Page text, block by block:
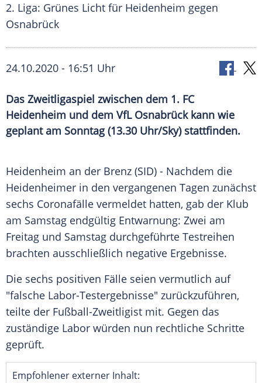
2. Liga: Grünes Licht für Heidenheim gegen
Osnabrück
24.10.2020 - 16:51 Uhr
Das Zweitligaspiel zwischen dem 1. FC
Heidenheim und dem VfL Osnabrück kann wie
geplant am Sonntag (13.30 Uhr/Sky) stattfinden.
Heidenheim an der Brenz (SID) - Nachdem die
Heidenheimer in den vergangenen Tagen zunächst
sechs Coronafälle vermeldet hatten, gab der Klub
am Samstag endgültig Entwarnung: Zwei am
Freitag und Samstag durchgeführte Testreihen
brachten ausschließlich negative Ergebnisse.
Die sechs positiven Fälle seien vermutlich auf
"falsche Labor-Testergebnisse" zurückzuführen,
teilte der Fußball-Zweitligist mit. Gegen das
zuständige Labor würden nun rechtliche Schritte
geprüft.
Empfohlener externer Inhalt: